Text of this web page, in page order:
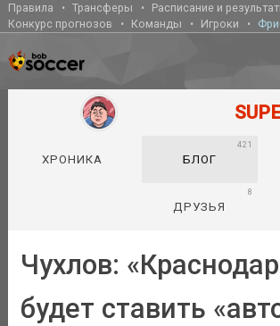
Правила Трансферы
Расписание и
Конкурс прогнозов
Команды Игроки
ХРОНИКА БЛОГ
421
ДРУЗЬЯ
8
Чухлов:
будет ставить